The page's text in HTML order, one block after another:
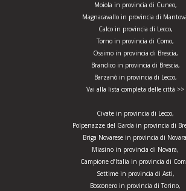
Moiola in provincia di Cuneo,
Magnacavallo in provincia di
Calco in provincia di Lecco,
Torno in provincia di Como,
Ossimo in provincia di Brescia,
Brandico in provincia di Brescia,
Barzanò in provincia di Lecco,
Vai alla lista completa delle città >>
Civate in provincia di Lecco,
Polpenazze del Garda in provincia di
Briga Novarese in provincia di
Miasino in provincia di Novara,
Campione d’Italia in provincia di
Settime in provincia di Asti,
Bosconero in provincia di Torino,